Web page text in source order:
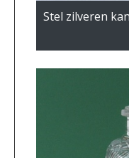
Stel zilveren